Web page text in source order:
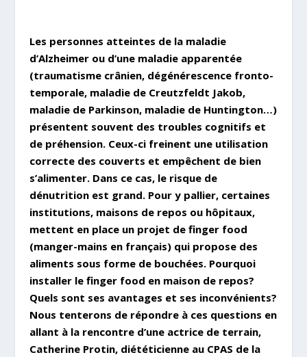
Les personnes atteintes de la maladie
d’Alzheimer ou d’une maladie apparentée
(traumatisme crânien, dégénérescence fronto-
temporale, maladie de Creutzfeldt Jakob,
maladie de Parkinson, maladie de Huntington…)
présentent souvent des troubles cognitifs et
de préhension. Ceux-ci freinent une utilisation
correcte des couverts et empêchent de bien
s’alimenter. Dans ce cas, le risque de
dénutrition est grand. Pour y pallier, certaines
institutions, maisons de repos ou hôpitaux,
mettent en place un projet de finger food
(manger-mains en français) qui propose des
aliments sous forme de bouchées. Pourquoi
installer le finger food en maison de repos?
Quels sont ses avantages et ses inconvénients?
Nous tenterons de répondre à ces questions en
allant à la rencontre d’une actrice de terrain,
Catherine Protin, diététicienne au CPAS de la